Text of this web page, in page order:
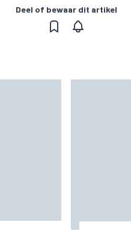
Deel of bewaar dit artikel